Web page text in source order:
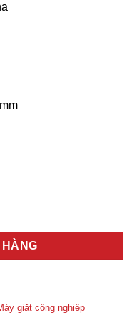
TP2 E số lượng
giặt công nghiệp